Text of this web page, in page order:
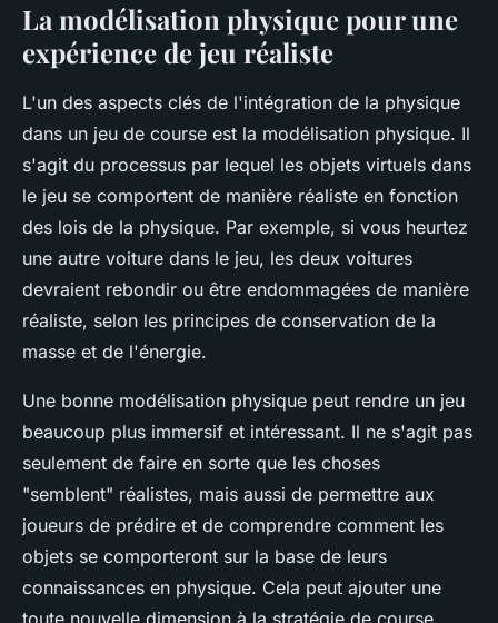
La modélisation physique pour une
expérience de jeu réaliste
L'un des aspects clés de l'intégration de la physique
dans un jeu de course est la modélisation physique. Il
s'agit du processus par lequel les objets virtuels dans
le jeu se comportent de manière réaliste en fonction
des lois de la physique. Par exemple, si vous heurtez
une autre voiture dans le jeu, les deux voitures
devraient rebondir ou être endommagées de manière
réaliste, selon les principes de conservation de la
masse et de l'énergie.
Une bonne modélisation physique peut rendre un jeu
beaucoup plus immersif et intéressant. Il ne s'agit pas
seulement de faire en sorte que les choses
"semblent" réalistes, mais aussi de permettre aux
joueurs de prédire et de comprendre comment les
objets se comporteront sur la base de leurs
connaissances en physique. Cela peut ajouter une